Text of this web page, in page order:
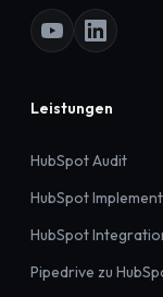
Leistungen
HubSpot Audit
HubSpot
HubSpot
Pipedrive zu